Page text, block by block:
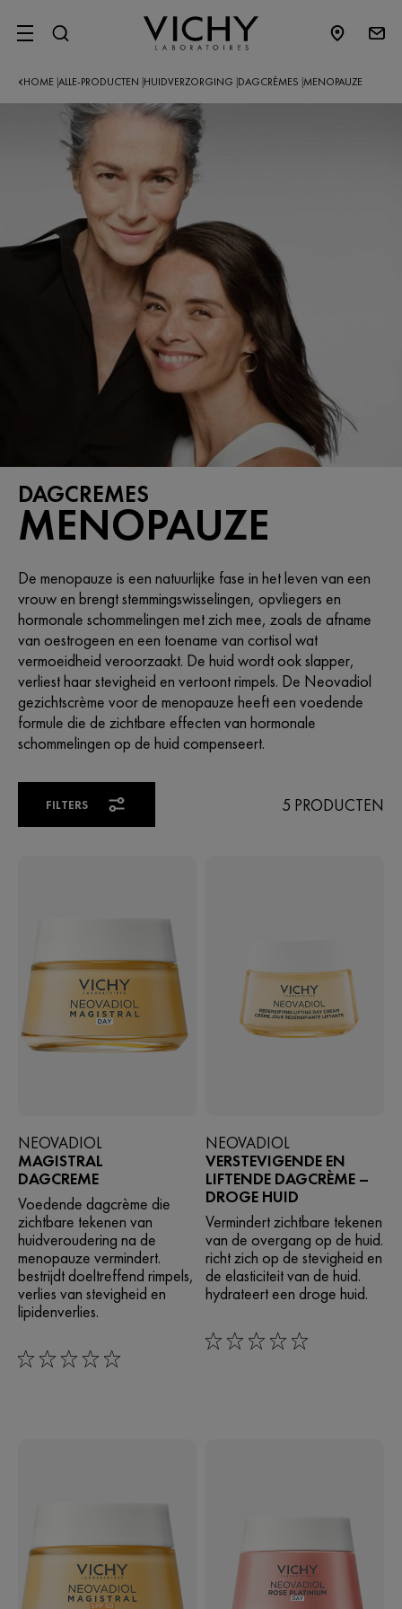
SITE MENU
HOME ALLE-PRODUCTEN HUIDVERZORGING DAGCRÈMES MENOPAUZE
DAGCREMES
MENOPAUZE
De menopauze is een natuurlijke fase in het leven van een
vrouw en brengt stemmingswisselingen, opvliegers en
hormonale schommelingen met zich mee, zoals de afname
van oestrogeen en een toename van cortisol wat
vermoeidheid veroorzaakt. De huid wordt ook slapper,
verliest haar stevigheid en vertoont rimpels. De Neovadiol
gezichtscrème voor de menopauze heeft een voedende
formule die de zichtbare effecten van hormonale
schommelingen op de huid compenseert.
FILTERS 5 PRODUCTEN
NEOVADIOL
MAGISTRAL
DAGCREME
Voedende dagcrème die
zichtbare tekenen van
huidveroudering na de
menopauze vermindert.
bestrijdt doeltreffend rimpels,
verlies van stevigheid en
lipidenverlies.
0/5
NEOVADIOL
VERSTEVIGENDE EN
LIFTENDE DAGCRÈME –
DROGE HUID
Vermindert zichtbare tekenen
van de overgang op de huid.
richt zich op de stevigheid en
de elasticiteit van de huid.
hydrateert een droge huid.
0/5